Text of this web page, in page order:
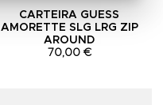
CARTEIRA GUESS
AMORETTE SLG LRG ZIP
AROUND
70,00 €